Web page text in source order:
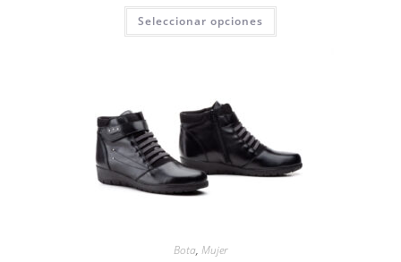
Seleccionar opciones
Este
tiene
la
página
de
Bota, Mujer